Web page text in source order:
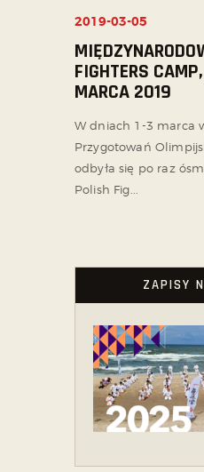
2019-03-05
FIGHTERS
MARCA 2019
W dniach 1-3 marca
Przygotowań
odbyła się po raz
Polish Fig...
ZAPISY